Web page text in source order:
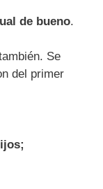
de bueno.
Se
del primer